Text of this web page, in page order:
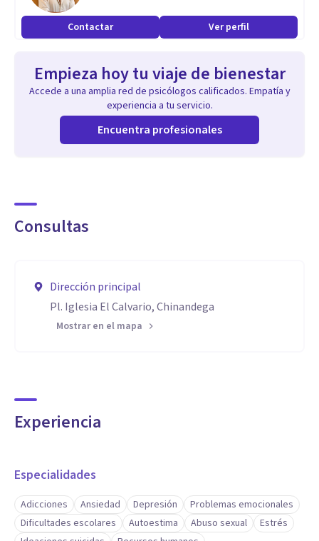
Contactar Ver perfil
Empieza hoy tu viaje de bienestar
Accede a una amplia red de psicólogos calificados. Empatía y
experiencia a tu servicio.
Encuentra profesionales
Consultas
Dirección principal
Pl. Iglesia El Calvario, Chinandega
Mostrar en el mapa
Experiencia
Especialidades
Adicciones Ansiedad Depresión
Problemas emocionales
Dificultades escolares
Autoestima Abuso sexual
Estrés